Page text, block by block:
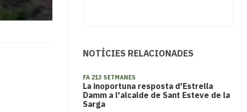
NOTÍCIES RELACIONADES
FA 213 SETMANES
La inoportuna resposta d'Estrella
Damm a l'alcalde de Sant Esteve de la
Sarga